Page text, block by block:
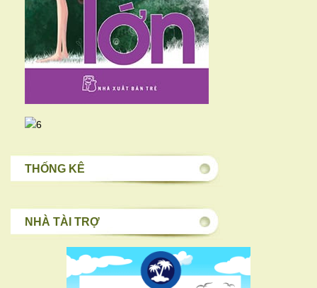
THỐNG KÊ
NHÀ TÀI TRỢ